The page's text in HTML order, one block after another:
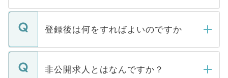
登録後は何をすればよいのですか
ご登録いただきましたら、弊社担当者がご
登録内容を確認し、その後メールもしくは
非公開求人とはなんですか？